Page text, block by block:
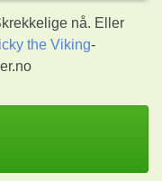
nå. Eller
the Viking-